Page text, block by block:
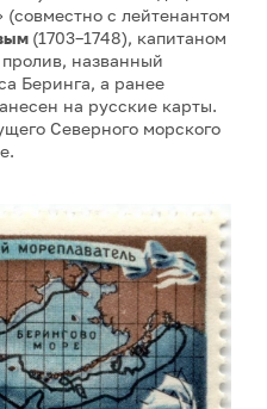
с лейтенантом
(1703–1748), капитаном
названный
Беринга, а ранее
на русские карты.
Северного морского